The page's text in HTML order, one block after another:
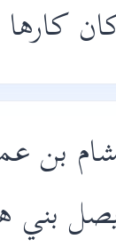
كارها
بن
بني